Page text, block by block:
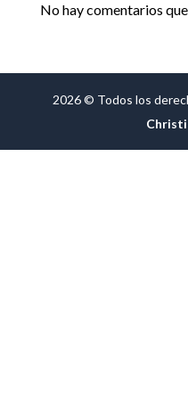
No hay comentarios
2026 © Todos los